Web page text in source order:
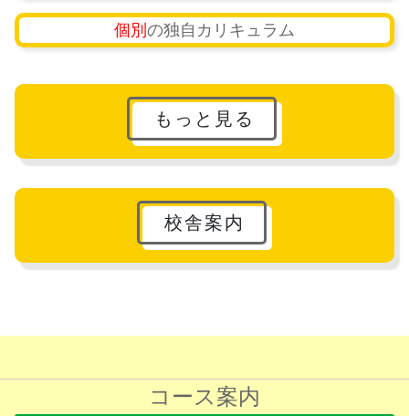
個別 の独自カリキュラム
もっと見る
校舎案内
コース案内